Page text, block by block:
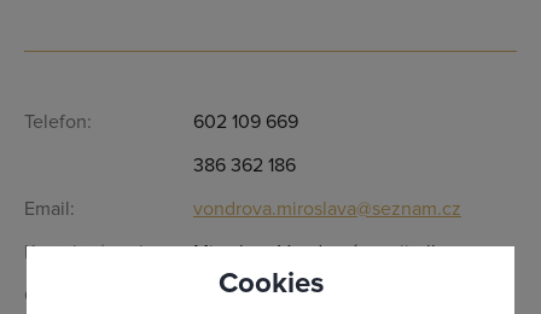
Cookies
Telefon:
602 109 669
386 362 186
Email:
vondrova.miroslava@seznam.cz
Kontaktní osoba:
Miroslava Vondrová - majitelka
Otevírací doba:
Po - Pá: 5:00 - 17:00
Přihlásit se